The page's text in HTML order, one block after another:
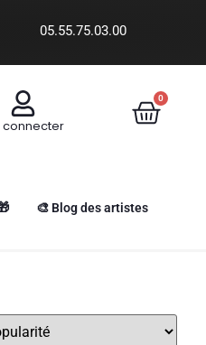
05.55.75.03.00
connecter
0
🎨 Blog des artistes